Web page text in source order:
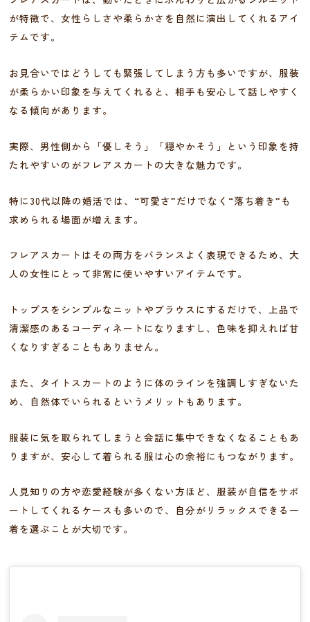
が特徴で、女性らしさや柔らかさを自然に演出してくれるアイ
テムです。
お見合いではどうしても緊張してしまう方も多いですが、服装
が柔らかい印象を与えてくれると、相手も安心して話しやすく
なる傾向があります。
実際、男性側から「優しそう」「穏やかそう」という印象を持
たれやすいのがフレアスカートの大きな魅力です。
特に30代以降の婚活では、“可愛さ”だけでなく“落ち着き”も
求められる場面が増えます。
フレアスカートはその両方をバランスよく表現できるため、大
人の女性にとって非常に使いやすいアイテムです。
トップスをシンプルなニットやブラウスにするだけで、上品で
清潔感のあるコーディネートになりますし、色味を抑えれば甘
くなりすぎることもありません。
また、タイトスカートのように体のラインを強調しすぎないた
め、自然体でいられるというメリットもあります。
服装に気を取られてしまうと会話に集中できなくなることもあ
りますが、安心して着られる服は心の余裕にもつながります。
人見知りの方や恋愛経験が多くない方ほど、服装が自信をサポ
ートしてくれるケースも多いので、自分がリラックスできる一
着を選ぶことが大切です。